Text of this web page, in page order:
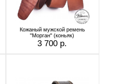
Кожаный мужской ремень
"Морган" (коньяк)
3 700 р.